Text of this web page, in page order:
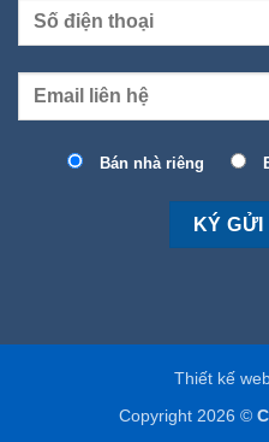
Bán nhà riêng
Thiết kế
Copyright 2026 ©